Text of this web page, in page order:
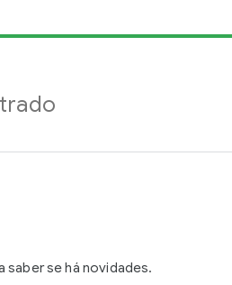
saber se há novidades.